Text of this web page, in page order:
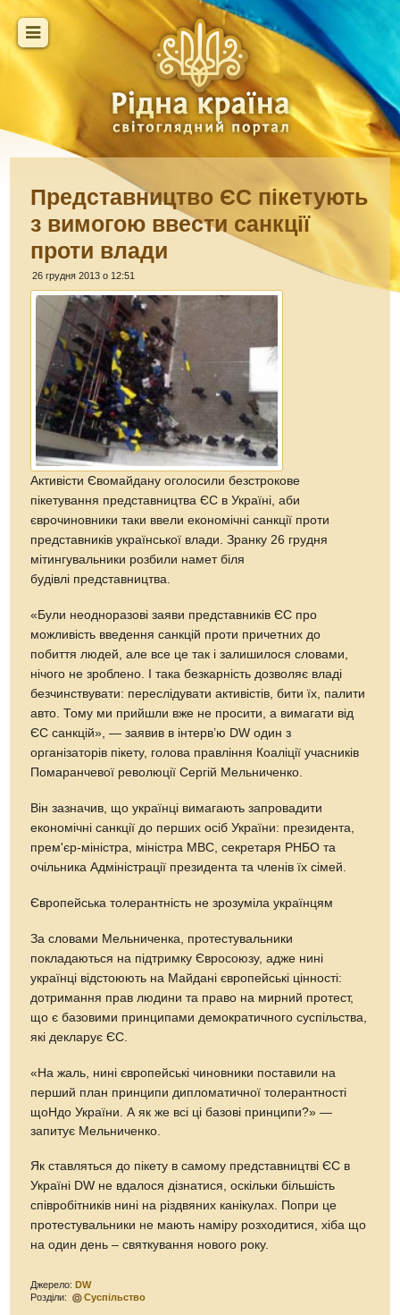
Представництво ЄС пікетують
з вимогою ввести санкції
проти влади
26 грудня 2013 о 12:51
Активісти Євомайдану оголосили безстрокове
пікетування представництва ЄС в Україні, аби
єврочиновники таки ввели економічні санкції проти
представників української влади. Зранку 26 грудня
мітингувальники розбили намет біля
будівлі представництва.
«Були неодноразові заяви представників ЄС про
можливість введення санкцій проти причетних до
побиття людей, але все це так і залишилося словами,
нічого не зроблено. І така безкарність дозволяє владі
безчинствувати: переслідувати активістів, бити їх, палити
авто. Тому ми прийшли вже не просити, а вимагати від
ЄС санкцій», — заявив в інтерв’ю DW один з
організаторів пікету, голова правління Коаліції учасників
Помаранчевої революції Сергій Мельниченко.
Він зазначив, що українці вимагають запровадити
економічні санкції до перших осіб України: президента,
прем'єр-міністра, міністра МВС, секретаря РНБО та
очільника Адміністрації президента та членів їх сімей.
Європейська толерантність не зрозуміла українцям
За словами Мельниченка, протестувальники
покладаються на підтримку Євросоюзу, адже нині
українці відстоюють на Майдані європейські цінності:
дотримання прав людини та право на мирний протест,
що є базовими принципами демократичного суспільства,
які декларує ЄС.
«На жаль, нині європейські чиновники поставили на
перший план принципи дипломатичної толерантності
щоНдо України. А як же всі ці базові принципи?» —
запитує Мельниченко.
Як ставляться до пікету в самому представництві ЄС в
Україні DW не вдалося дізнатися, оскільки більшість
співробітників нині на різдвяних канікулах. Попри це
протестувальники не мають наміру розходитися, хіба що
на один день – святкування нового року.
Джерело: DW
Розділи:
Суспільство